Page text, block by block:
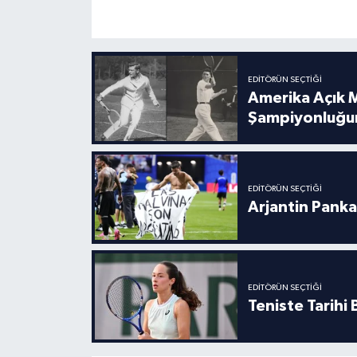
EDITÖRÜN SEÇTIĞI
Amerika Açık
EDITÖRÜN SEÇTIĞI
Arjantin
EDITÖRÜN SEÇTIĞI
Teniste Tarihi
Motor Sporları
Su Sporları
Diğer Spor Dalları
Futbolcular